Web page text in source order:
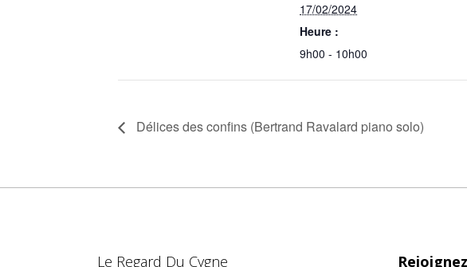
17/02/2024
Heure :
9h00 - 10h00
Délices des confins (Bertrand Ravalard piano solo)
Le Regard Du Cygne